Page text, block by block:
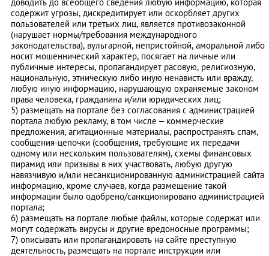
содержит угрозы, дискредитирует или оскорбляет других
пользователей или третьих лиц, является противозаконной
(нарушает нормы/требования международного
законодательства), вульгарной, непристойной, аморальной либо
носит мошеннический характер, посягает на личные или
публичные интересы, пропагандирует расовую, религиозную,
национальную, этническую либо иную ненависть или вражду,
любую иную информацию, нарушающую охраняемые законом
права человека, гражданина и/или юридических лиц;
5) размещать на портале без согласования с администрацией
портала любую рекламу, в том числе – коммерческие
предложения, агитационные материалы, распространять спам,
сообщения-цепочки (сообщения, требующие их передачи
одному или нескольким пользователям), схемы финансовых
пирамид или призывы в них участвовать, любую другую
навязчивую и/или несанкционированную администрацией сайта
информацию, кроме случаев, когда размещение такой
информации было одобрено/санкционировано администрацией
портала;
6) размещать на портале любые файлы, которые содержат или
могут содержать вирусы и другие вредоносные программы;
7) описывать или пропагандировать на сайте преступную
деятельность, размещать на портале инструкции или